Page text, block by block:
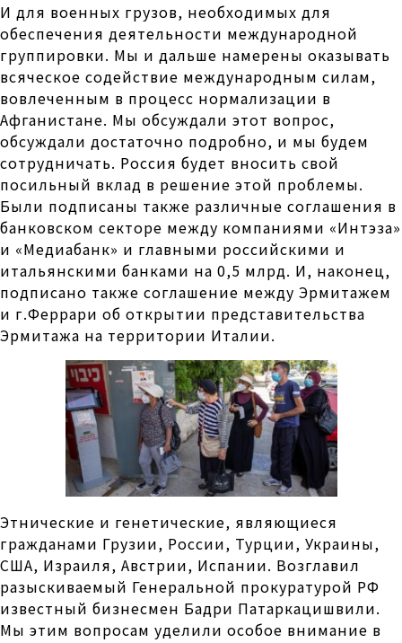
И для военных грузов, необходимых для
обеспечения деятельности международной
группировки. Мы и дальше намерены оказывать
всяческое содействие международным силам,
вовлеченным в процесс нормализации в
Афганистане. Мы обсуждали этот вопрос,
обсуждали достаточно подробно, и мы будем
сотрудничать. Россия будет вносить свой
посильный вклад в решение этой проблемы.
Были подписаны также различные соглашения в
банковском секторе между компаниями «Интэза»
и «Медиабанк» и главными российскими и
итальянскими банками на 0,5 млрд. И, наконец,
подписано также соглашение между Эрмитажем
и г.Феррари об открытии представительства
Эрмитажа на территории Италии.
Этнические и генетические, являющиеся
гражданами Грузии, России, Турции, Украины,
США, Израиля, Австрии, Испании. Возглавил
разыскиваемый Генеральной прокуратурой РФ
известный бизнесмен Бадри Патаркацишвили.
Мы этим вопросам уделили особое внимание в